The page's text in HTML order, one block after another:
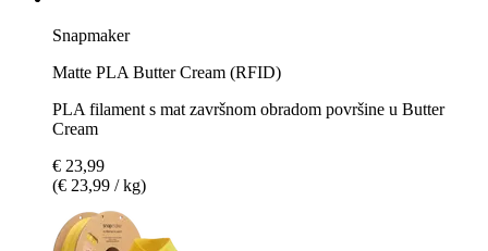
Snapmaker
Matte PLA Butter Cream (RFID)
PLA filament s mat završnom obradom površine u Butter
Cream
€ 23,99
(€ 23,99 / kg)